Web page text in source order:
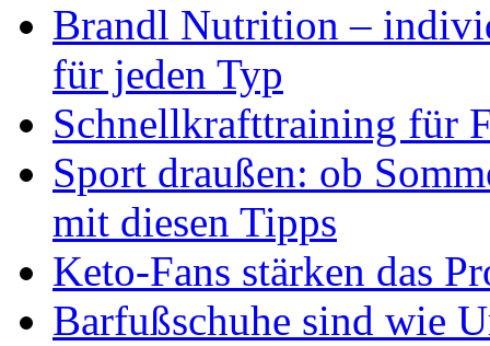
Brandl Nutrition –
für jeden Typ
Schnellkrafttraining für
Sport draußen: ob
mit diesen Tipps
Keto-Fans stärken das
Barfußschuhe sind wie